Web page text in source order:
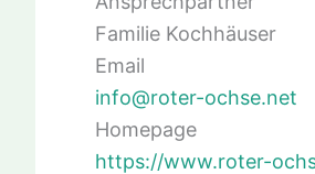
Familie Kochhäuser
Email
info@roter-ochse.net
Homepage
https://www.roter-